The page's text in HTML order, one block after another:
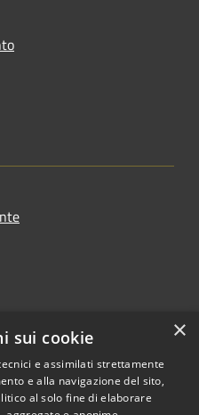
×
sui cookie
e assimilati strettamente
e alla navigazione del sito,
al solo fine di elaborare